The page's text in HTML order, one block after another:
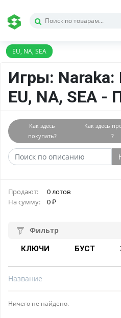
EU, NA, SEA
Игры: Naraka:
EU, NA, SEA -
Как здесь
покупать?
Как здесь
?
Продают:
0 лотов
На сумму:
0
Фильтр
КЛЮЧИ БУСТ
Название
Ничего не найдено.